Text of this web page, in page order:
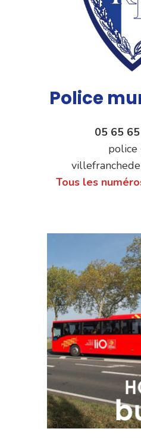
Police
05 65
police
Tous les